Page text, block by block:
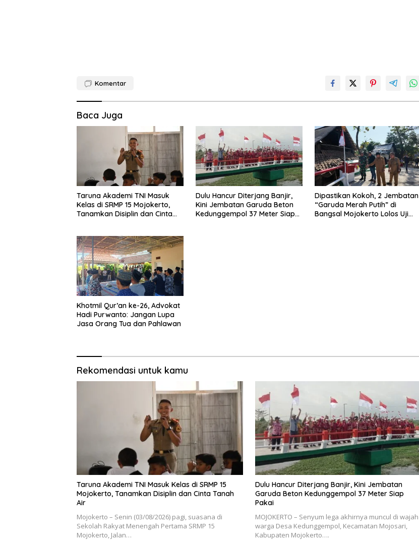
Komentar
Baca Juga
Taruna Akademi TNI Masuk
Kelas di SRMP 15 Mojokerto,
Tanamkan Disiplin dan Cinta
Dulu Hancur Diterjang Banjir,
Kini Jembatan Garuda Beton
Kedunggempol 37 Meter Siap
Dipastikan Kokoh, 2 Jembatan
“Garuda Merah Putih” di
Bangsal Mojokerto Lolos Uji
Khotmil Qur’an ke-26, Advokat
Hadi Purwanto: Jangan Lupa
Jasa Orang Tua dan Pahlawan
Rekomendasi untuk kamu
Taruna Akademi TNI Masuk Kelas di SRMP 15
Mojokerto, Tanamkan Disiplin dan Cinta Tanah
Air
Mojokerto – Senin (03/08/2026) pagi, suasana di
Sekolah Rakyat Menengah Pertama SRMP 15
Mojokerto, Jalan…
Dulu Hancur Diterjang Banjir, Kini Jembatan
Garuda Beton Kedunggempol 37 Meter Siap
Pakai
MOJOKERTO – Senyum lega akhirnya muncul di wajah
warga Desa Kedunggempol, Kecamatan Mojosari,
Kabupaten Mojokerto….